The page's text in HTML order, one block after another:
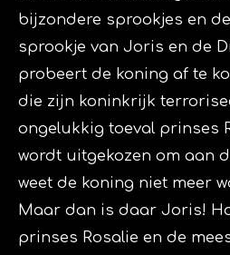
bijzondere sprookjes en
sprookje van Joris en de
probeert de koning af te
die zijn koninkrijk
ongelukkig toeval prinses
wordt uitgekozen om aan
weet de koning niet meer
Maar dan is daar Joris!
prinses Rosalie en de